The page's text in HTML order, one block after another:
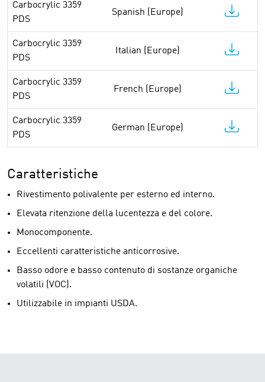
Carbocrylic 3359
PDS
Spanish (Europe)
Carbocrylic 3359
PDS
Italian (Europe)
Carbocrylic 3359
PDS
French (Europe)
Carbocrylic 3359
PDS
German (Europe)
Caratteristiche
Rivestimento polivalente per esterno ed interno.
Elevata ritenzione della lucentezza e del colore.
Monocomponente.
Eccellenti caratteristiche anticorrosive.
Basso odore e basso contenuto di sostanze organiche
volatili (VOC).
Utilizzabile in impianti USDA.